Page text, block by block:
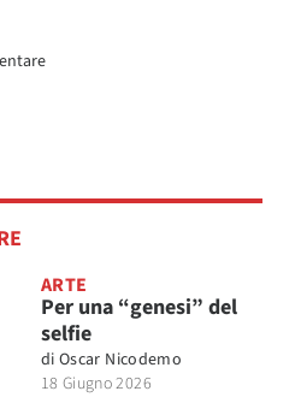
ARTE
Per una “genesi” del
selfie
di Oscar Nicodemo
18 Giugno 2026